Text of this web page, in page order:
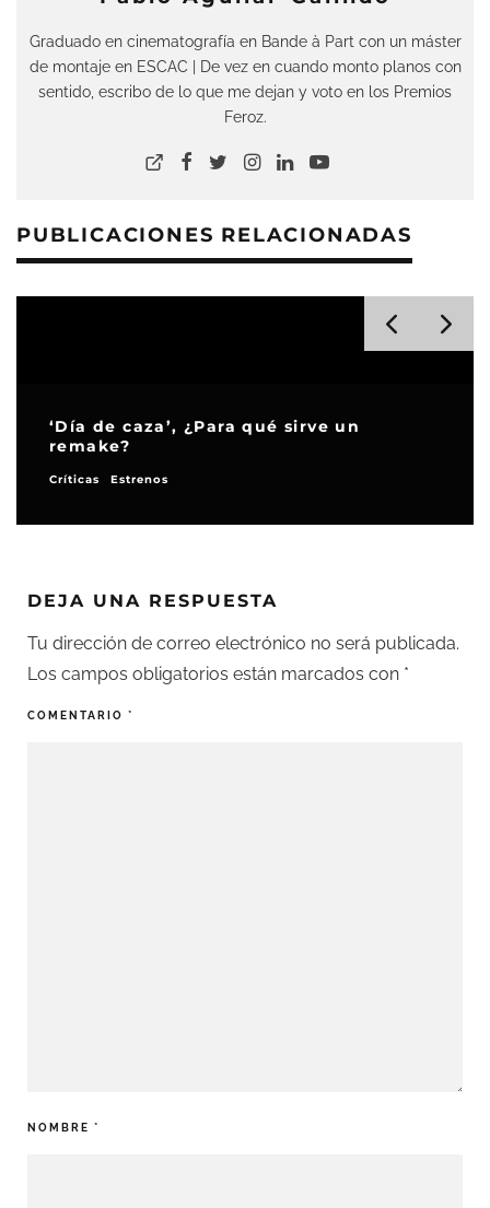
Graduado en cinematografía en Bande à Part con un máster
de montaje en ESCAC | De vez en cuando monto planos con
sentido, escribo de lo que me dejan y voto en los Premios
Feroz.
PUBLICACIONES RELACIONADAS
‘Día de caza’, ¿Para qué sirve un
remake?
Críticas Estrenos
DEJA UNA RESPUESTA
Tu dirección de correo electrónico no será publicada.
Los campos obligatorios están marcados con *
COMENTARIO *
NOMBRE *